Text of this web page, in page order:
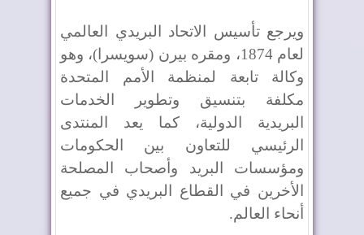
ويرجع تأسيس الاتحاد البريدي العالمي
لعام 1874، ومقره بيرن (سويسرا)، وهو
وكالة تابعة لمنظمة الأمم المتحدة
مكلفة بتنسيق وتطوير الخدمات
البريدية الدولية، كما يعد المنتدى
الرئيسي للتعاون بين الحكومات
ومؤسسات البريد وأصحاب المصلحة
الأخرين في القطاع البريدي في جميع
أنحاء العالم.